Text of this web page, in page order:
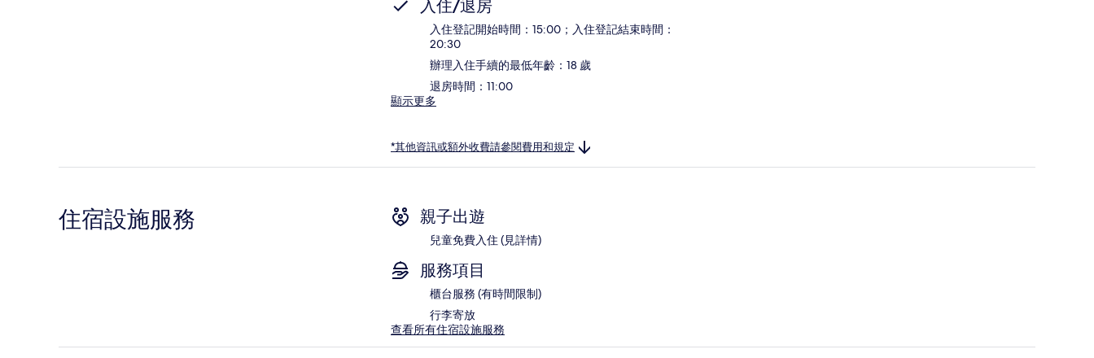
入住/退房
入住登記開始時間：15:00；入住登記結束時間：
20:30
辦理入住手續的最低年齡：18 歲
退房時間：11:00
顯示更多
*其他資訊或額外收費請參閱費用和規定
住宿設施服務 親子出遊
兒童免費入住 (見詳情)
服務項目
櫃台服務 (有時間限制)
行李寄放
查看所有住宿設施服務